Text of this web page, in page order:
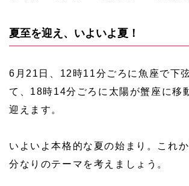
夏至を迎え、いよいよ夏！
6月21日、12時11分ごろに魚座で下
て、18時14分ごろに太陽が蟹座に移
迎えます。
いよいよ本格的な夏の始まり。これ
分なりのテーマを考えましょう。